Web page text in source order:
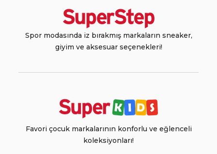
Spor modasında iz bırakmış markaların sneaker,
giyim ve aksesuar seçenekleri!
Favori çocuk markalarının konforlu ve eğlenceli
koleksiyonları!